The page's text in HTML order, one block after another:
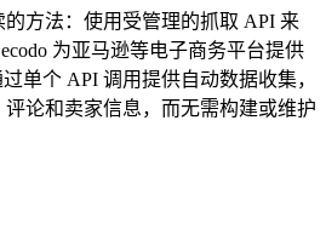
方法：使用受管理的抓取 API 来
为亚马逊等电子商务平台提供
单个 API 调用提供自动数据收集，
论和卖家信息，而无需构建或维护